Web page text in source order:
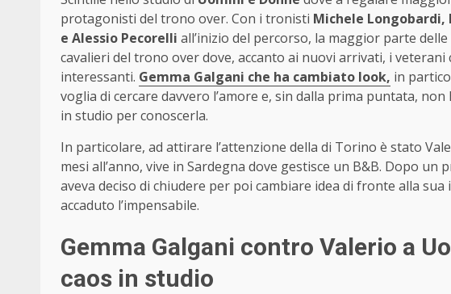
protagonisti del trono over. Con i tronisti Michele Longobardi,
e Alessio Pecorelli all’inizio del percorso, la maggior parte
cavalieri del trono over dove, accanto ai nuovi arrivati, i
interessanti. Gemma Galgani che ha cambiato look, in
voglia di cercare davvero l’amore e, sin dalla prima puntata,
in studio per conoscerla.
In particolare, ad attirare l’attenzione della di Torino è stato
mesi all’anno, vive in Sardegna dove gestisce un B&B. Dopo
aveva deciso di chiudere per poi cambiare idea di fronte alla
accaduto l’impensabile.
Gemma Galgani contro Valerio a
caos in studio